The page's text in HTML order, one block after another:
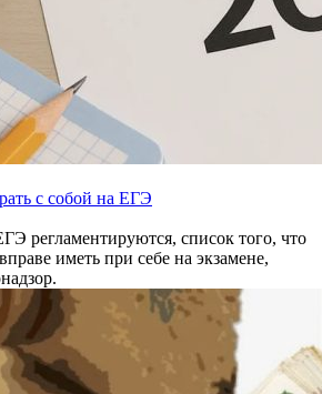
с собой на ЕГЭ
регламентируются, список того, что
иметь при себе на экзамене,